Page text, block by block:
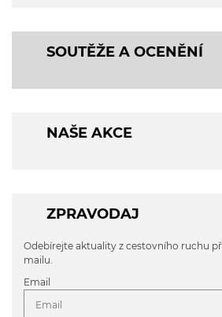
SOUTĚŽE A OCENĚNÍ
NAŠE AKCE
ZPRAVODAJ
Odebírejte aktuality z cestovního ruchu
mailu.
Email